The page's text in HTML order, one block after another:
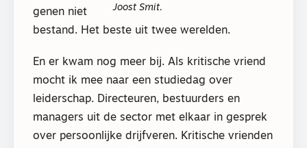
Joost Smit.
genen niet
bestand. Het beste uit twee werelden.
En er kwam nog meer bij. Als kritische vriend
mocht ik mee naar een studiedag over
leiderschap. Directeuren, bestuurders en
managers uit de sector met elkaar in gesprek
over persoonlijke drijfveren. Kritische vrienden